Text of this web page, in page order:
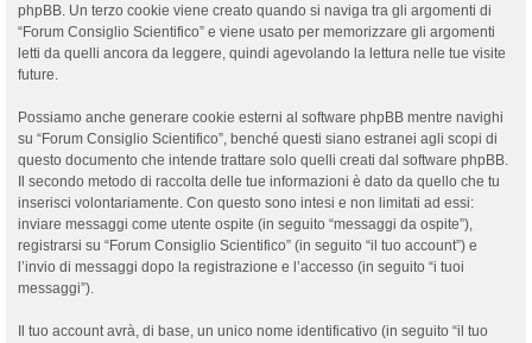
phpBB. Un terzo cookie viene creato quando si naviga tra gli argomenti di
“Forum Consiglio Scientifico” e viene usato per memorizzare gli argomenti
letti da quelli ancora da leggere, quindi agevolando la lettura nelle tue visite
future.
Possiamo anche generare cookie esterni al software phpBB mentre navighi
su “Forum Consiglio Scientifico”, benché questi siano estranei agli scopi di
questo documento che intende trattare solo quelli creati dal software phpBB.
Il secondo metodo di raccolta delle tue informazioni è dato da quello che tu
inserisci volontariamente. Con questo sono intesi e non limitati ad essi:
inviare messaggi come utente ospite (in seguito “messaggi da ospite”),
registrarsi su “Forum Consiglio Scientifico” (in seguito “il tuo account”) e
l’invio di messaggi dopo la registrazione e l’accesso (in seguito “i tuoi
messaggi”).
Il tuo account avrà, di base, un unico nome identificativo (in seguito “il tuo